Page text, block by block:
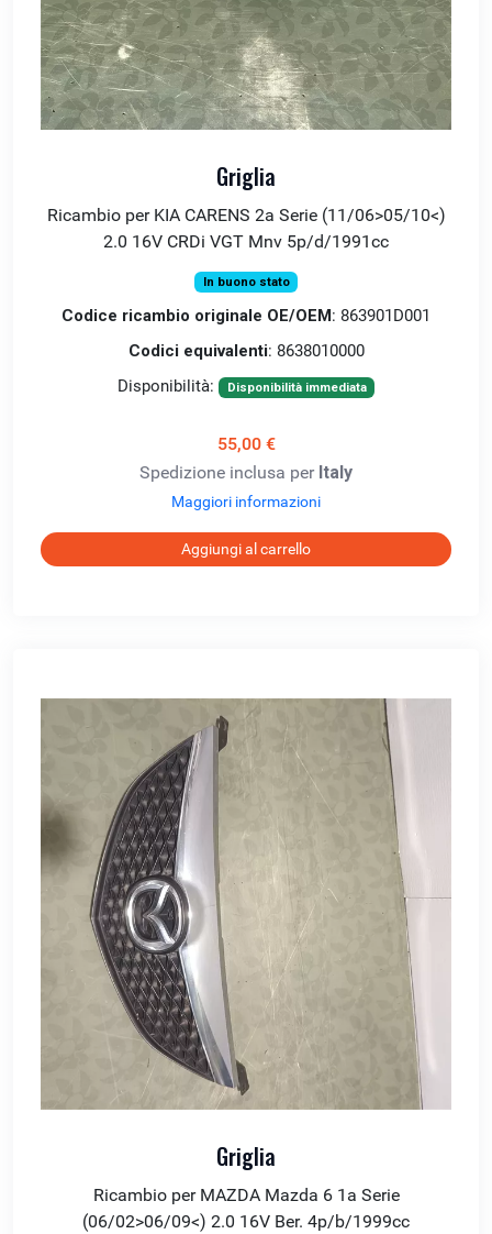
Griglia
Ricambio per KIA CARENS 2a Serie (11/06>05/10<)
2.0 16V CRDi VGT Mnv 5p/d/1991cc
In buono stato
Codice ricambio originale OE/OEM: 863901D001
Codici equivalenti: 8638010000
Disponibilità:
Disponibilità immediata
55,00 €
Spedizione inclusa per Italy
Maggiori informazioni
Aggiungi al carrello
Griglia
Ricambio per MAZDA Mazda 6 1a Serie
(06/02>06/09<) 2.0 16V Ber. 4p/b/1999cc